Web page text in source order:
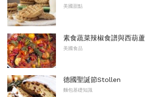
美國甜點
素食蔬菜辣椒食譜與西葫蘆
美國食品
德國聖誕節Stollen
麵包基礎知識